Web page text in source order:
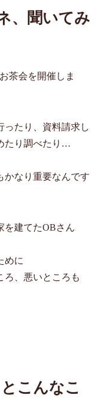
、聞いてみ
茶会を開催しま
ったり、資料請求し
たり調べたり…
かなり重要なんです
を建てたOBさん
めに
ろ、悪いところも
こんなこ